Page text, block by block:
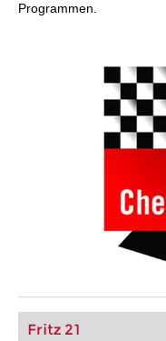
Programmen.
Fritz 21